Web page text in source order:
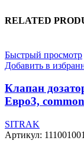
RELATED
Быстрый просмотр
Добавить в
Клапан
Евро3,
SITRAK
Артикул: